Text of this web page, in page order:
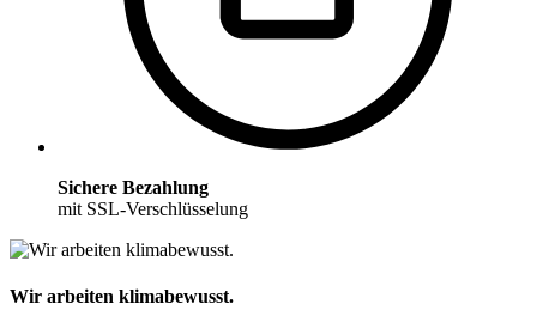
Sichere Bezahlung
mit SSL-Verschlüsselung
Wir arbeiten klimabewusst.